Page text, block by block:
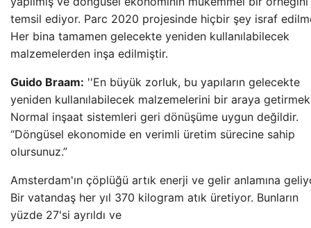
temsil ediyor. Parc 2020 projesinde hiçbir şey israf
Her bina tamamen gelecekte yeniden kullanılabilecek
malzemelerden inşa edilmiştir.
Guido Braam: ''En büyük zorluk, bu yapıların gelecekte
yeniden kullanılabilecek malzemelerini bir araya
Normal inşaat sistemleri geri dönüşüme uygun değildir.
“Döngüsel ekonomide en verimli üretim sürecine sahip
olursunuz.”
Amsterdam'ın çöplüğü artık enerji ve gelir anlamına
Bir vatandaş her yıl 370 kilogram atık üretiyor. Bunların
yüzde 27'si ayrıldı ve